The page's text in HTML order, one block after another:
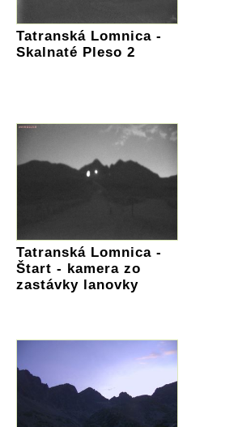
Tatranská Lomnica -
Skalnaté Pleso 2
Tatranská Lomnica -
Štart - kamera zo
zastávky lanovky